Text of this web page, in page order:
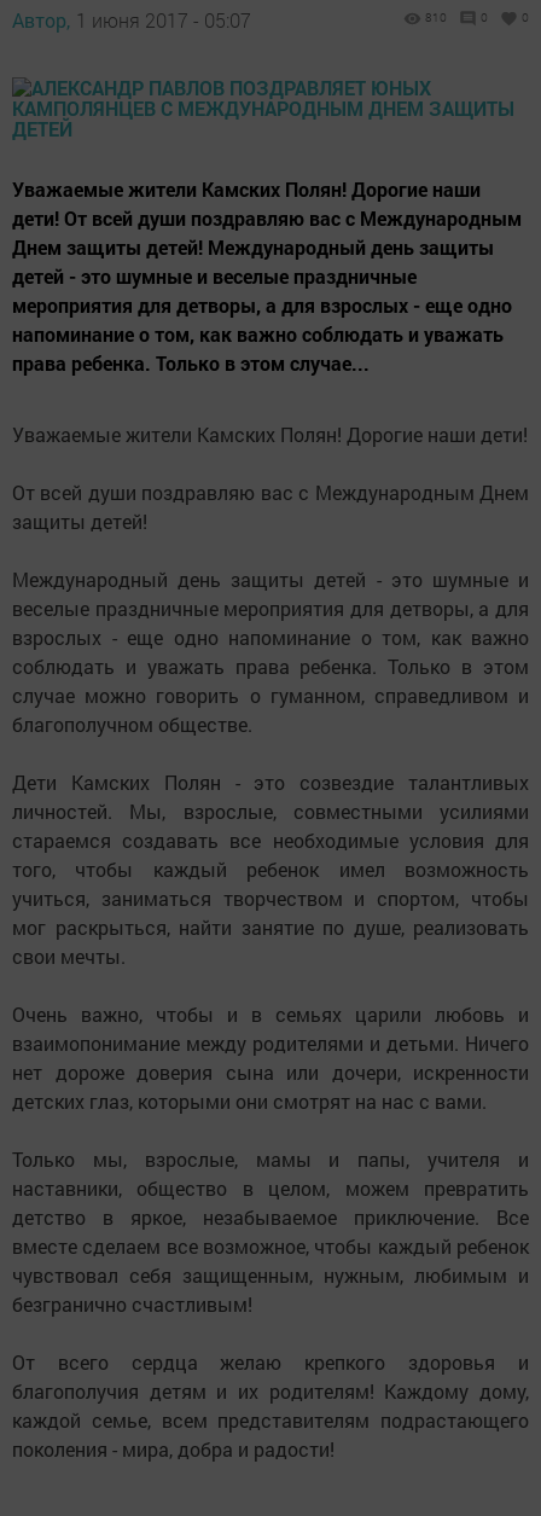
Автор, 1 июня 2017 - 05:07 810 0 0
Уважаемые жители Камских Полян! Дорогие наши
дети! От всей души поздравляю вас с Международным
Днем защиты детей! Международный день защиты
детей - это шумные и веселые праздничные
мероприятия для детворы, а для взрослых - еще одно
напоминание о том, как важно соблюдать и уважать
права ребенка. Только в этом случае...
Уважаемые жители Камских Полян! Дорогие наши дети!
От всей души поздравляю вас с Международным Днем
защиты детей!
Международный день защиты детей - это шумные и
веселые праздничные мероприятия для детворы, а для
взрослых - еще одно напоминание о том, как важно
соблюдать и уважать права ребенка. Только в этом
случае можно говорить о гуманном, справедливом и
благополучном обществе.
Дети Камских Полян - это созвездие талантливых
личностей. Мы, взрослые, совместными усилиями
стараемся создавать все необходимые условия для
того, чтобы каждый ребенок имел возможность
учиться, заниматься творчеством и спортом, чтобы
мог раскрыться, найти занятие по душе, реализовать
свои мечты.
Очень важно, чтобы и в семьях царили любовь и
взаимопонимание между родителями и детьми. Ничего
нет дороже доверия сына или дочери, искренности
детских глаз, которыми они смотрят на нас с вами.
Только мы, взрослые, мамы и папы, учителя и
наставники, общество в целом, можем превратить
детство в яркое, незабываемое приключение. Все
вместе сделаем все возможное, чтобы каждый ребенок
чувствовал себя защищенным, нужным, любимым и
безгранично счастливым!
От всего сердца желаю крепкого здоровья и
благополучия детям и их родителям! Каждому дому,
каждой семье, всем представителям подрастающего
поколения - мира, добра и радости!